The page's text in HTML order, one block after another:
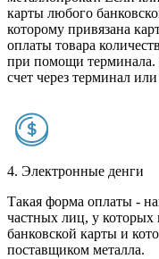
карты любого
которому привязана
оплаты товара
при помощи терминала.
счет через терминал
4. Электронные денги
Такая форма оплаты -
частных лиц, у которых
банковской карты и
поставщиком металла.